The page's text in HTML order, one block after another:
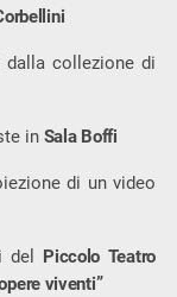
dalla collezione di
in Sala Boffi
di un video
del Piccolo Teatro
viventi”